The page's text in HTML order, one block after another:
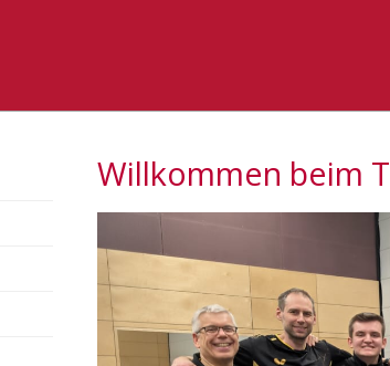
Willkommen beim